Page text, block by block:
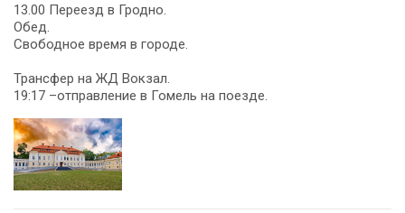
13.00 Переезд в Гродно.
Обед.
Свободное время в городе.
Трансфер на ЖД Вокзал.
19:17 –отправление в Гомель на поезде.